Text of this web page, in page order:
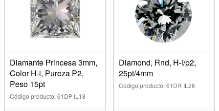
Diamante Princesa 3mm,
Color H-i, Pureza P2,
Peso 15pt
Código producto: 61DP IL18
Diamond, Rnd, H-i/p2,
25pt/4mm
Código producto: 61DR IL26